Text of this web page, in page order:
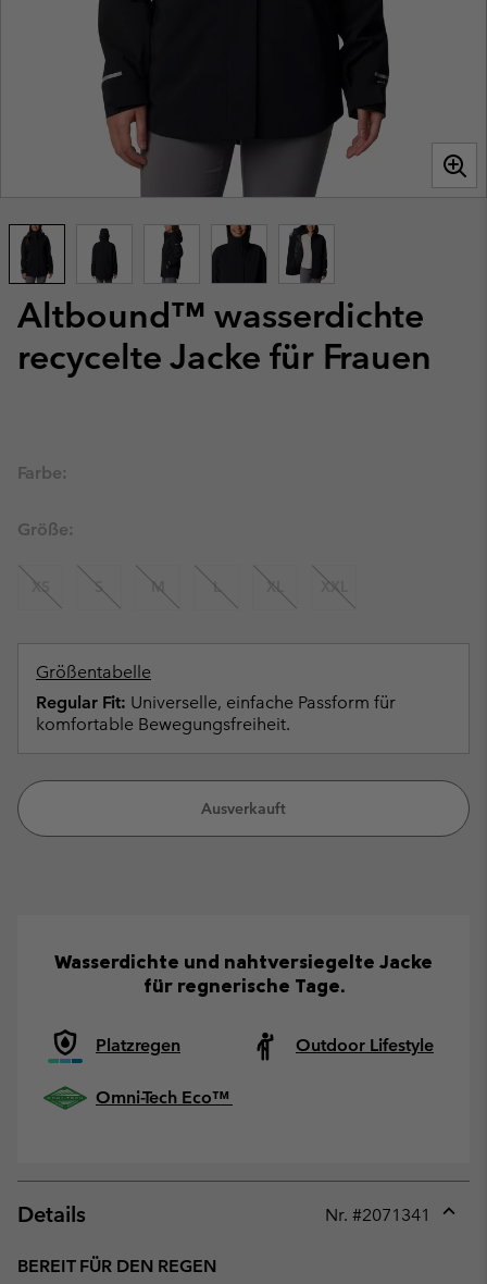
Altbound™ wasserdichte
recycelte Jacke für Frauen
Farbe:
Größe:
XS S M L XL XXL
Größentabelle
Regular Fit: Universelle, einfache Passform für
komfortable Bewegungsfreiheit.
Ausverkauft
Wasserdichte und nahtversiegelte Jacke
für regnerische Tage.
Platzregen Outdoor Lifestyle
Omni-Tech Eco™
Details Nr. #2071341
BEREIT FÜR DEN REGEN